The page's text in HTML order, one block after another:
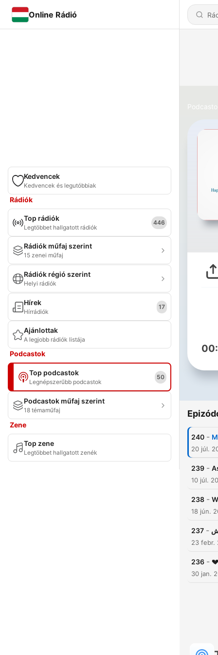
Online Rádió
Kedvencek
Kedvencek és legutóbbiak
Rádiók
Top rádiók
Legtöbbet hallgatott rádiók
446
Rádiók műfaj szerint
15 zenei műfaj
Rádiók régió szerint
Helyi rádiók
Hírek
Hírrádiók
17
Ajánlottak
A legjobb rádiók listája
Podcastok
Top podcastok
Legnépszerűbb podcastok
50
Podcastok műfaj szerint
18 témaműfaj
Zene
Top zene
Legtöbbet hallgatott zenék
240 -
20 júl.
239 -
10 júl.
238 -
18 jún.
237 -
23 febr.
236 -
30 jan.